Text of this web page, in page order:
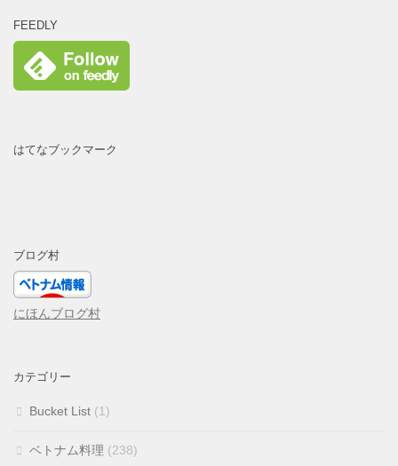
FEEDLY
はてなブックマーク
ブログ村
にほんブログ村
カテゴリー
Bucket List (1)
ベトナム料理 (238)